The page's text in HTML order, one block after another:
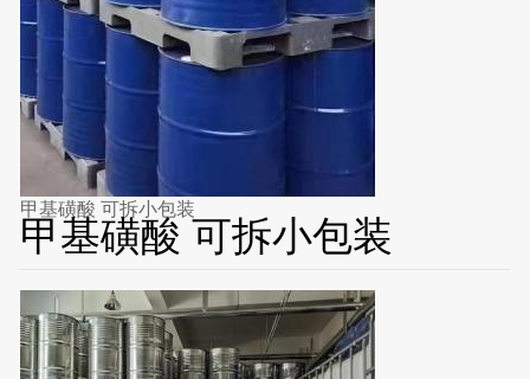
甲基磺酸 可拆小包装
甲基磺酸 可拆小包装